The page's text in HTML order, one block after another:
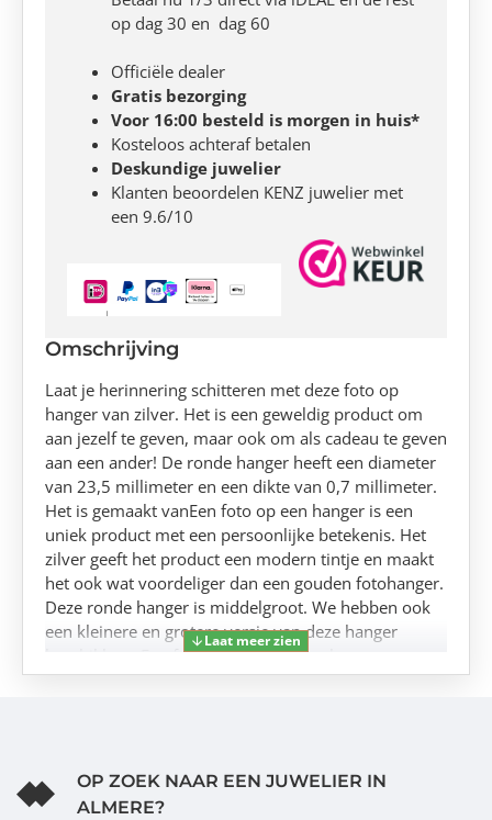
op dag 30 en dag 60
Officiële dealer
Gratis bezorging
Voor 16:00 besteld is morgen in huis*
Kosteloos achteraf betalen
Deskundige juwelier
Klanten beoordelen KENZ juwelier met
een 9.6/10
Omschrijving
Laat je herinnering schitteren met deze foto op
hanger van zilver. Het is een geweldig product om
aan jezelf te geven, maar ook om als cadeau te geven
aan een ander! De ronde hanger heeft een diameter
van 23,5 millimeter en een dikte van 0,7 millimeter.
Het is gemaakt vanEen foto op een hanger is een
uniek product met een persoonlijke betekenis. Het
zilver geeft het product een modern tintje en maakt
het ook wat voordeliger dan een gouden fotohanger.
Deze ronde hanger is middelgroot. We hebben ook
een kleinere en grotere versie van deze hanger
beschikbaar.Een foto graveren in een hanger van
zilver kan niet ieder bedrijf. Tenminste; niet op een
en komen je herinneringen echt tot leven!
OP ZOEK NAAR EEN JUWELIER IN
ALMERE?